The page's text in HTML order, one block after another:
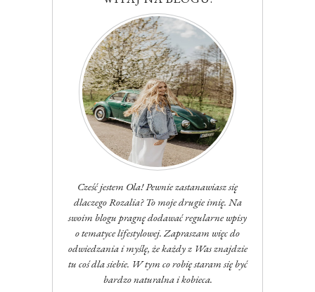
Cześć jestem Ola! Pewnie zastanawiasz się
dlaczego Rozalia? To moje drugie imię. Na
swoim blogu pragnę dodawać regularne wpisy
o tematyce lifestylowej. Zapraszam więc do
odwiedzania i myślę, że każdy z Was znajdzie
tu coś dla siebie. W tym co robię staram się być
bardzo naturalna i kobieca.